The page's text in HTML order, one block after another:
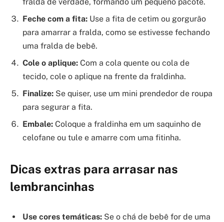
Feche com a fita: Use a fita de cetim ou gorgurão
para amarrar a fralda, como se estivesse fechando
uma fralda de bebê.
Cole o aplique: Com a cola quente ou cola de
tecido, cole o aplique na frente da fraldinha.
Finalize: Se quiser, use um mini prendedor de roupa
para segurar a fita.
Embale: Coloque a fraldinha em um saquinho de
celofane ou tule e amarre com uma fitinha.
Dicas extras para arrasar nas
lembrancinhas
Use cores temáticas: Se o chá de bebê for de uma